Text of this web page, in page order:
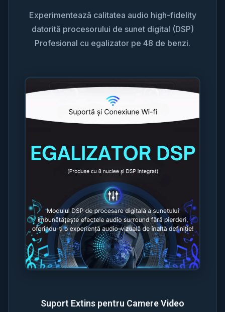
Experimentează calitatea audio high-fidelity
datorită procesorului de sunet digital (DSP)
Profesional cu egalizator pe 48 de benzi.
Suport Extins pentru Camere Video